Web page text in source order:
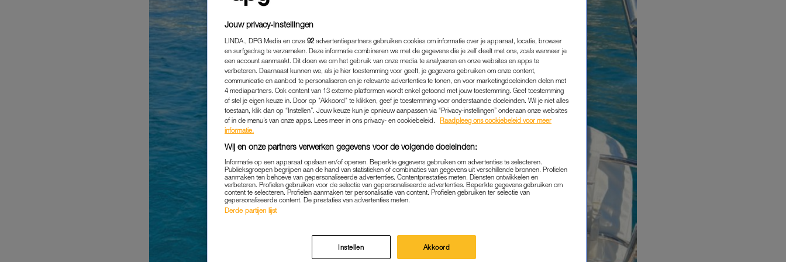
Jouw privacy-instellingen
LINDA., DPG Media en onze 92 advertentiepartners gebruiken cookies om informatie over je apparaat, locatie, browser
en surfgedrag te verzamelen. Deze informatie combineren we met de gegevens die je zelf deelt met ons, zoals wanneer je
een account aanmaakt. Dit doen we om het gebruik van onze media te analyseren en onze websites en apps te
verbeteren. Daarnaast kunnen we, als je hier toestemming voor geeft, je gegevens gebruiken om onze content,
communicatie en aanbod te personaliseren en je relevante advertenties te tonen, en voor marketingdoeleinden delen met
4 mediapartners. Ook content van 13 externe platformen wordt enkel getoond met jouw toestemming. Geef toestemming
of stel je eigen keuze in. Door op "Akkoord" te klikken, geef je toestemming voor onderstaande doeleinden. Wil je niet alles
toestaan, klik dan op “Instellen”. Jouw keuze kun je opnieuw aanpassen via “Privacy-instellingen” onderaan onze websites
of in de menu’s van onze apps. Lees meer in ons privacy- en cookiebeleid.
Raadpleeg ons cookiebeleid voor meer
informatie.
Wij en onze partners verwerken gegevens voor de volgende doeleinden:
Informatie op een apparaat opslaan en/of openen. Beperkte gegevens gebruiken om advertenties te selecteren.
Publieksgroepen begrijpen aan de hand van statistieken of combinaties van gegevens uit verschillende bronnen. Profielen
aanmaken ten behoeve van gepersonaliseerde advertenties. Contentprestaties meten. Diensten ontwikkelen en
verbeteren. Profielen gebruiken voor de selectie van gepersonaliseerde advertenties. Beperkte gegevens gebruiken om
content te selecteren. Profielen aanmaken ter personalisatie van content. Profielen gebruiken ter selectie van
gepersonaliseerde content. De prestaties van advertenties meten.
Derde partijen lijst
Instellen Akkoord